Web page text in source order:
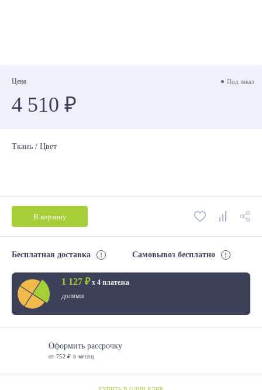
Цена Под заказ
4 510 ₽
Ткань / Цвет
В корзину
Бесплатная доставка Самовывоз бесплатно
1 127 ₽х 4 платежа
долями
Оформить рассрочку
от 752 ₽ в месяц